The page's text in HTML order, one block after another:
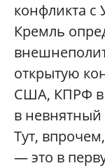
конфликта с
Кремль
открытую
США, КПРФ в
в
Тут,
— это в